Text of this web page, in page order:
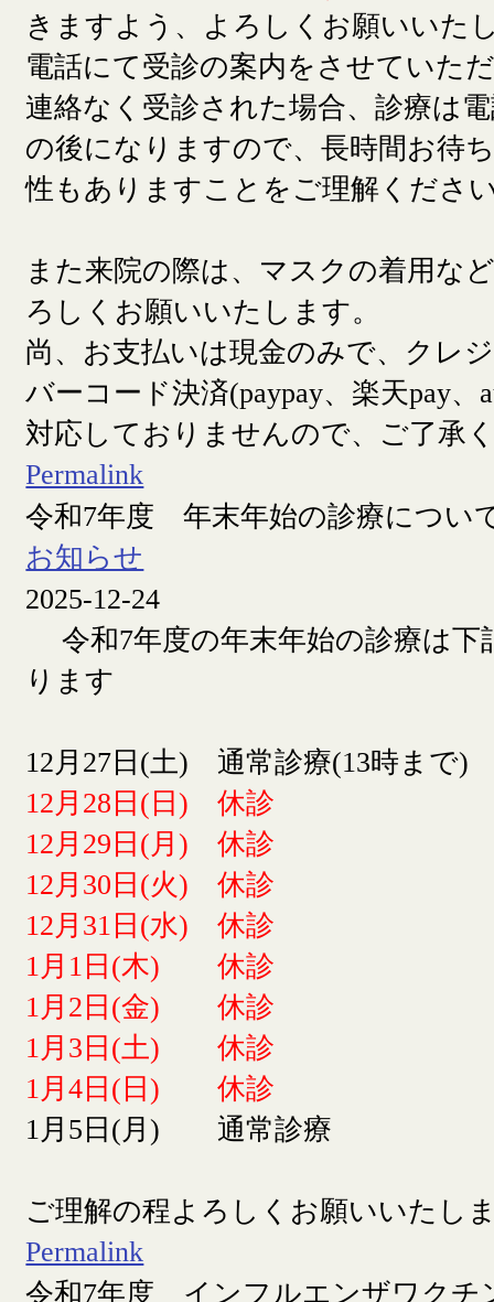
きますよう、よろしくお願いいた
電話にて受診の案内をさせていた
連絡なく受診された場合、診療は
の後になりますので、長時間お待
性もありますことをご理解くださ
また来院の際は、マスクの着用な
ろしくお願いいたします。
尚、お支払いは現金のみで、クレ
バーコード決済(paypay、楽天pay、
対応しておりませんので、ご了承
Permalink
令和7年度 年末年始の診療につい
お知らせ
2025-12-24
令和7年度の年末年始の診療は下
ります
12月27日(土) 通常診療(13時まで)
12月28日(日) 休診
12月29日(月) 休診
12月30日(火) 休診
12月31日(水) 休診
1月1日(木) 休診
1月2日(金) 休診
1月3日(土) 休診
1月4日(日) 休診
1月5日(月) 通常診療
ご理解の程よろしくお願いいたし
Permalink
令和7年度 インフルエンザワクチ